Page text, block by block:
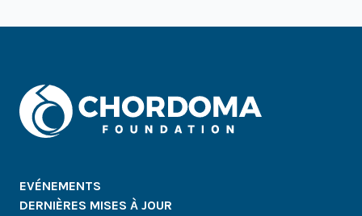
EVÉNEMENTS
DERNIÈRES MISES À JOUR